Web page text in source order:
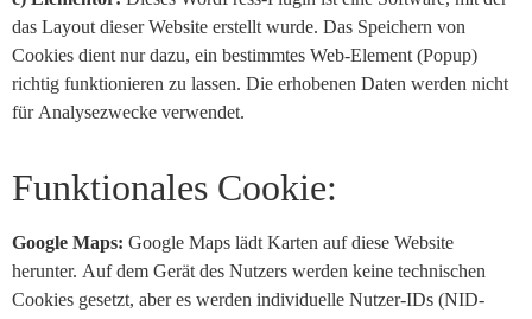
das Layout dieser Website erstellt wurde. Das Speichern von
Cookies dient nur dazu, ein bestimmtes Web-Element (Popup)
richtig funktionieren zu lassen. Die erhobenen Daten werden nicht
für Analysezwecke verwendet.
Funktionales Cookie:
Google Maps: Google Maps lädt Karten auf diese Website
herunter. Auf dem Gerät des Nutzers werden keine technischen
Cookies gesetzt, aber es werden individuelle Nutzer-IDs (NID-